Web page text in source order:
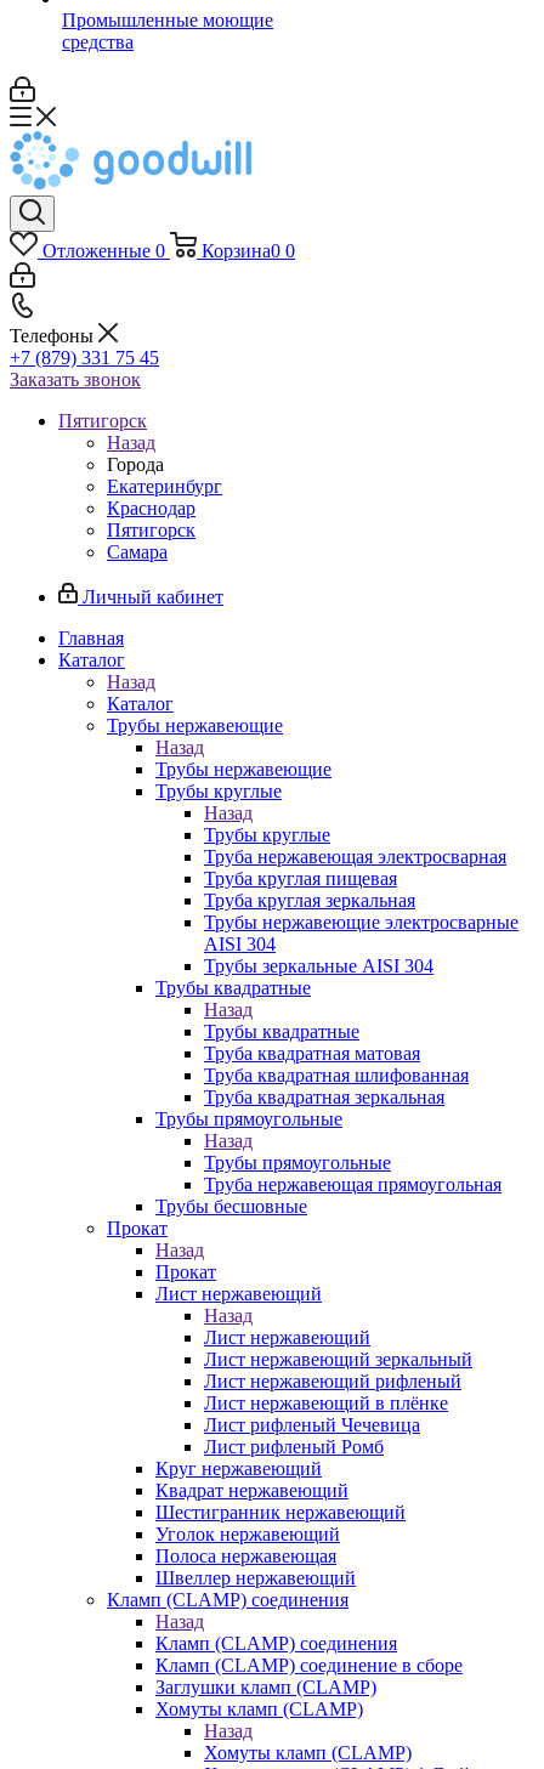
Промышленные моющие
средства
Отложенные 0 Корзина0 0
Телефоны
+7 (879) 331 75 45
Заказать звонок
Пятигорск
Назад
Города
Екатеринбург
Краснодар
Пятигорск
Самара
Личный кабинет
Главная
Каталог
Назад
Каталог
Трубы нержавеющие
Назад
Трубы нержавеющие
Трубы круглые
Назад
Трубы круглые
Труба нержавеющая электросварная
Труба круглая пищевая
Труба круглая зеркальная
Трубы нержавеющие электросварные
AISI 304
Трубы зеркальные AISI 304
Трубы квадратные
Назад
Трубы квадратные
Труба квадратная матовая
Труба квадратная шлифованная
Труба квадратная зеркальная
Трубы прямоугольные
Назад
Трубы прямоугольные
Труба нержавеющая прямоугольная
Трубы бесшовные
Прокат
Назад
Прокат
Лист нержавеющий
Назад
Лист нержавеющий
Лист нержавеющий зеркальный
Лист нержавеющий рифленый
Лист нержавеющий в плёнке
Лист рифленый Чечевица
Лист рифленый Ромб
Круг нержавеющий
Квадрат нержавеющий
Шестигранник нержавеющий
Уголок нержавеющий
Полоса нержавеющая
Швеллер нержавеющий
Кламп (CLAMP) соединения
Назад
Кламп (CLAMP) соединения
Кламп (CLAMP) соединение в сборе
Заглушки кламп (CLAMP)
Хомуты кламп (CLAMP)
Назад
Хомуты кламп (CLAMP)